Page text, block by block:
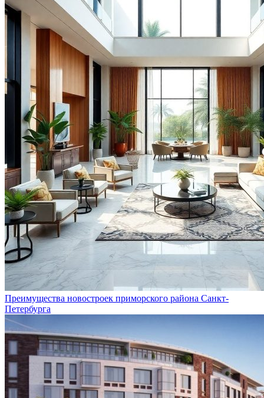
Преимущества новостроек приморского района Санкт-
Петербурга